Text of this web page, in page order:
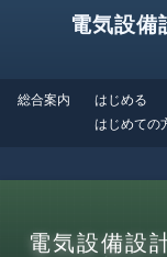
電気設備
総合案内
はじめる
はじめての
電気設備設